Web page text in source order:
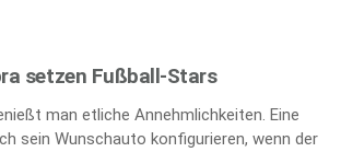
setzen Fußball-Stars
man etliche Annehmlichkeiten. Eine
sein Wunschauto konfigurieren, wenn der